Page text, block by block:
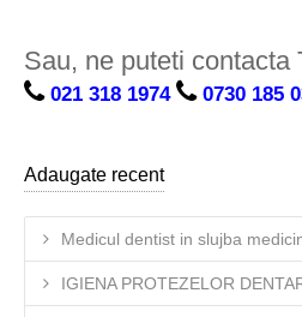
Sau, ne puteti contacta
021 318 1974 0730 185
Adaugate recent
Medicul dentist in slujba
IGIENA PROTEZELOR